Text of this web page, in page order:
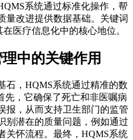
系统通过标准化操作，帮
量改进提供数据基础。关键词
医疗信息化中的核心地位。
中的关键作用
石，HQMS系统通过精准的数
先，它确保了死亡和非医嘱病
报，从而支持卫生部门的监管
别潜在的质量问题，例如通过
关怀流程。最终，HQMS系统